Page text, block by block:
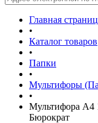
Главная
•
Каталог товаров
•
Папки
•
Мультифоры
•
Мультифора А4
Бюрократ